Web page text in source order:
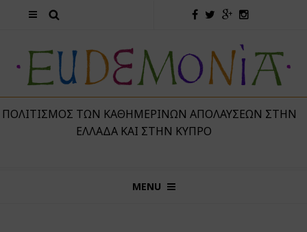
ΤΩΝ ΚΑΘΗΜΕΡΙΝΏΝ ΑΠΟΛΑΎΣΕΩΝ ΣΤΗΝ
ΕΛΛΆΔΑ ΚΑΙ ΣΤΗΝ ΚΎΠΡΟ
MENU